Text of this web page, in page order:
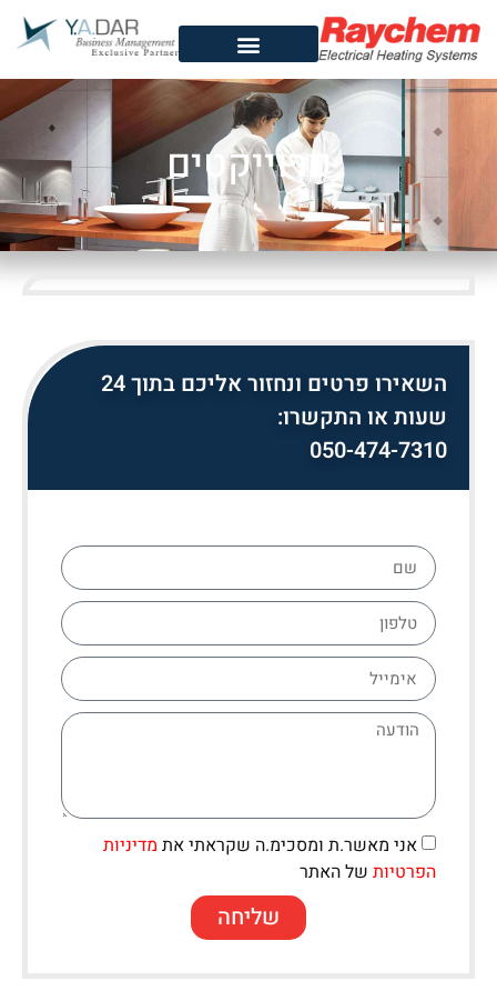
פרוייקטים
השאירו פרטים ונחזור אליכם בתוך 24
שעות או התקשרו:
050-474-7310
אני מאשר.ת ומסכימ.ה שקראתי את מדיניות
הפרטיות של האתר
שליחה